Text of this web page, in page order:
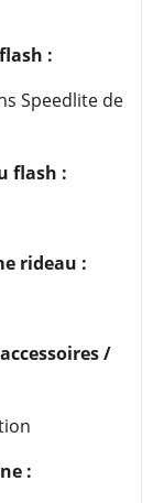
:
Speedlite de
flash :
rideau :
/
: